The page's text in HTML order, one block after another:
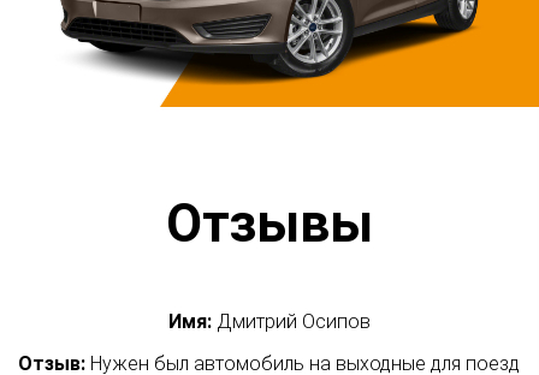
Отзывы
Имя:Наталья С.
Отзыв: Брала в ноябре в прокат Форд Кугу. Машина оч